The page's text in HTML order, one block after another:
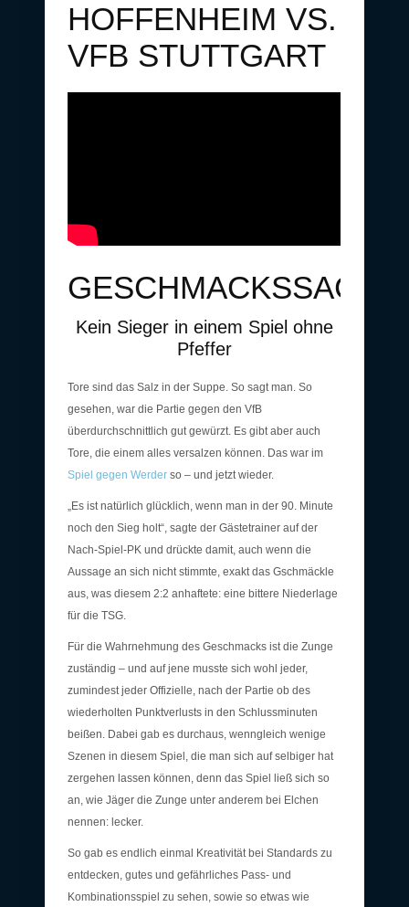
HOFFENHEIM VS.
VFB STUTTGART
Kein Sieger in einem Spiel ohne
Pfeffer
Tore sind das Salz in der Suppe. So sagt man. So
gesehen, war die Partie gegen den VfB
überdurchschnittlich gut gewürzt. Es gibt aber auch
Tore, die einem alles versalzen können. Das war im
Spiel gegen Werder so – und jetzt wieder.
„Es ist natürlich glücklich, wenn man in der 90. Minute
noch den Sieg holt“, sagte der Gästetrainer auf der
Nach-Spiel-PK und drückte damit, auch wenn die
Aussage an sich nicht stimmte, exakt das Gschmäckle
aus, was diesem 2:2 anhaftete: eine bittere Niederlage
für die TSG.
Für die Wahrnehmung des Geschmacks ist die Zunge
zuständig – und auf jene musste sich wohl jeder,
zumindest jeder Offizielle, nach der Partie ob des
wiederholten Punktverlusts in den Schlussminuten
beißen. Dabei gab es durchaus, wenngleich wenige
Szenen in diesem Spiel, die man sich auf selbiger hat
zergehen lassen können, denn das Spiel ließ sich so
an, wie Jäger die Zunge unter anderem bei Elchen
nennen: lecker.
So gab es endlich einmal Kreativität bei Standards zu
entdecken, gutes und gefährliches Pass- und
Kombinationsspiel zu sehen, sowie so etwas wie